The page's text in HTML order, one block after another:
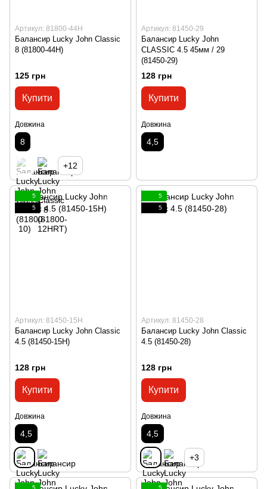
Артикул: 81800-44H
Балансир Lucky John Classic
8 (81800-44H)
125 грн
Купити
Довжина
8
+12
Артикул: 81450-29
Балансир Lucky John
CLASSIC 4.5 45мм / 29
(81450-29)
128 грн
Купити
Довжина
4,5
5
5
Артикул: 81450-15H
Балансир Lucky John Classic
4.5 (81450-15H)
128 грн
Купити
Довжина
4,5
5
5
Артикул: 81450-28
Балансир Lucky John Classic
4.5 (81450-28)
128 грн
Купити
Довжина
4,5
+3
5
5